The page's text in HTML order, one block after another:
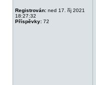
Registrován: ned 17. říj 2021
18:27:32
Příspěvky: 72